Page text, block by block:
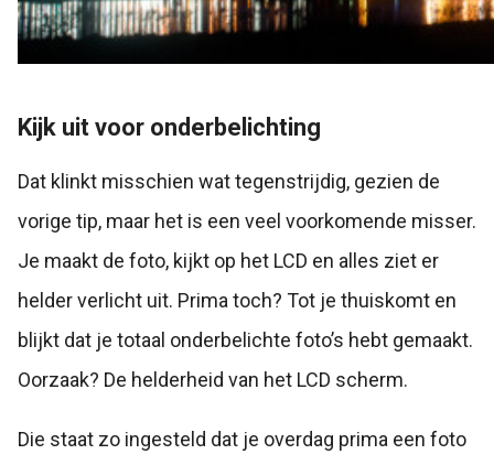
Kijk uit voor onderbelichting
Dat klinkt misschien wat tegenstrijdig, gezien de
vorige tip, maar het is een veel voorkomende misser.
Je maakt de foto, kijkt op het LCD en alles ziet er
helder verlicht uit. Prima toch? Tot je thuiskomt en
blijkt dat je totaal onderbelichte foto’s hebt gemaakt.
Oorzaak? De helderheid van het LCD scherm.
Die staat zo ingesteld dat je overdag prima een foto